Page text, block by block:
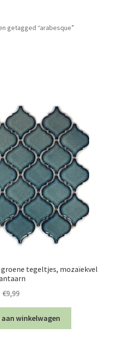
getagged “arabesque”
groene tegeltjes, mozaïekvel
€9,99
winkelwagen